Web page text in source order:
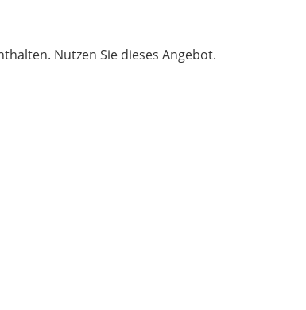
Nutzen Sie dieses Angebot.